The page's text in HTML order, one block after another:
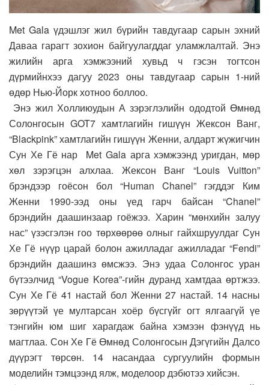
Met Gala үдэшлэг жил бүрийн тавдугаар сарын эхний
Даваа гарагт зохион байгуулагддаг уламжлалтай. Энэ
жилийн арга хэмжээний хувьд ч гэсэн тогтсон
дүрмийнхээ дагуу 2023 оны тавдугаар сарын 1-ний
өдөр Нью-Йорк хотноо боллоо.
Энэ жил Холлиюудын А зэрэглэлийн ододтой Өмнөд
Солонгосын GOT7 хамтлагийн гишүүн Жексон Ванг,
“Blackpink” хамтлагийн гишүүн Женни, алдарт жүжигчин
Сун Хе Гё нар Met Gala арга хэмжээнд уригдан, мөр
хөл зэрэгцэн алхлаа. Жексон Ванг “Louis Vuitton”
брэндээр гоёсон бол “Human Chanel” гэгддэг Ким
Женни 1990-ээд оны үед гарч байсан “Chanel”
брэндийн даашинзаар гоёжээ. Харин “мөнхийн залуу
нас” үзэсгэлэн гоо төрхөөрөө олныг гайхшруулдаг Сун
Хе Гё нүүр царай болон ажилладаг ажилладаг “Fendi”
брэндийн даашинз өмсжээ. Энэ удаа Солонгос уран
бүтээлчид “Vogue Korea”-гийн дуранд хамтдаа өртжээ.
Сун Хе Гё 41 настай бол Женни 27 настай. 14 насны
зөрүүтэй үе мултарсан хоёр бүсгүйг огт ялгаагүй үе
тэнгийн юм шиг харагдаж байна хэмээн фэнүүд нь
магтлаа. Сон Хе Гё Өмнөд Солонгосын Дэгүгийн Далсо
дүүрэгт төрсөн. 14 насандаа сургуулийн формын
моделийн тэмцээнд ялж, моделоор дэбютээ хийсэн.